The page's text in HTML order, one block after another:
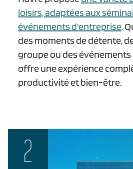
loisirs, adaptées aux
événements d'entreprise.
des moments de détente,
groupe ou des événements
offre une expérience
productivité et bien-être.
2